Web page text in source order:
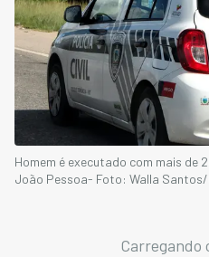
Homem é executado com mais de
João Pessoa- Foto: Walla
Carregando